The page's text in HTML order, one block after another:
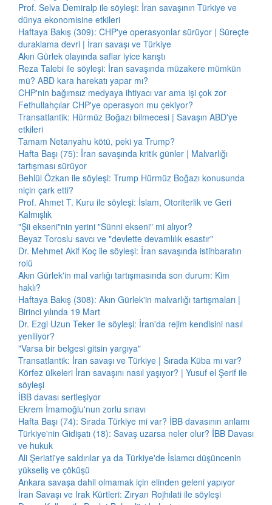
Prof. Selva Demiralp ile söyleşi: İran savaşının Türkiye ve
dünya ekonomisine etkileri
Haftaya Bakış (309): CHP'ye operasyonlar sürüyor | Süreçte
duraklama devri | İran savaşı ve Türkiye
Akın Gürlek olayında saflar iyice karıştı
Reza Talebi ile söyleşi: İran savaşında müzakere mümkün
mü? ABD kara harekatı yapar mı?
CHP'nin bağımsız medyaya ihtiyacı var ama işi çok zor
Fethullahçılar CHP'ye operasyon mu çekiyor?
Transatlantik: Hürmüz Boğazı bilmecesi | Savaşın ABD'ye
etkileri
Tamam Netanyahu kötü, peki ya Trump?
Hafta Başı (75): İran savaşında kritik günler | Malvarlığı
tartışması sürüyor
Behlül Özkan ile söyleşi: Trump Hürmüz Boğazı konusunda
niçin çark etti?
Prof. Ahmet T. Kuru ile söyleşi: İslam, Otoriterlik ve Geri
Kalmışlık
"Şii ekseni"nin yerini "Sünni ekseni" mi alıyor?
Beyaz Toroslu savcı ve "devlette devamlılık esastır"
Dr. Mehmet Akif Koç ile söyleşi: İran savaşında istihbaratın
rolü
Akın Gürlek'in mal varlığı tartışmasında son durum: Kim
haklı?
Haftaya Bakış (308): Akın Gürlek'in malvarlığı tartışmaları |
Birinci yılında 19 Mart
Dr. Ezgi Uzun Teker ile söyleşi: İran'da rejim kendisini nasıl
yeniliyor?
"Varsa bir belgesi gitsin yargıya"
Transatlantik: İran savaşı ve Türkiye | Sırada Küba mı var?
Körfez ülkeleri İran savaşını nasıl yaşıyor? | Yusuf el Şerif ile
söyleşi
İBB davası sertleşiyor
Ekrem İmamoğlu'nun zorlu sınavı
Hafta Başı (74): Sırada Türkiye mi var? İBB davasının anlamı
Türkiye'nin Gidişatı (18): Savaş uzarsa neler olur? İBB Davası
ve hukuk
Ali Şeriati'ye saldırılar ya da Türkiye'de İslamcı düşüncenin
yükseliş ve çöküşü
Ankara savaşa dahil olmamak için elinden geleni yapıyor
İran Savaşı ve Irak Kürtleri: Zıryan Rojhılati ile söyleşi